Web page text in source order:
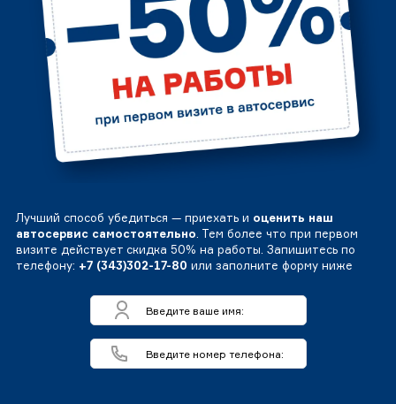
Лучший способ убедиться — приехать и оценить наш
автосервис самостоятельно. Тем более что при первом
визите действует скидка 50% на работы. Запишитесь по
телефону: +7 (343)302-17-80 или заполните форму ниже